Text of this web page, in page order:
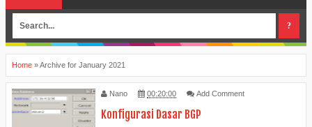
Home »Archive for January 2021
Nano 00:20:00 Add Comment
Konfigurasi Dasar BGP